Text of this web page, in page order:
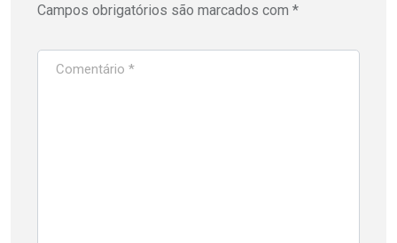
Campos obrigatórios são marcados com *